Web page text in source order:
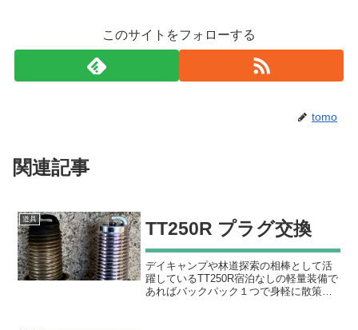
このサイトをフォローする
tomo
関連記事
道具 TT250R プラグ交換
デイキャンプや林道探索の相棒として活
躍しているTT250R宿泊なしの軽量装備で
あればバックパック１つで身軽に散策が